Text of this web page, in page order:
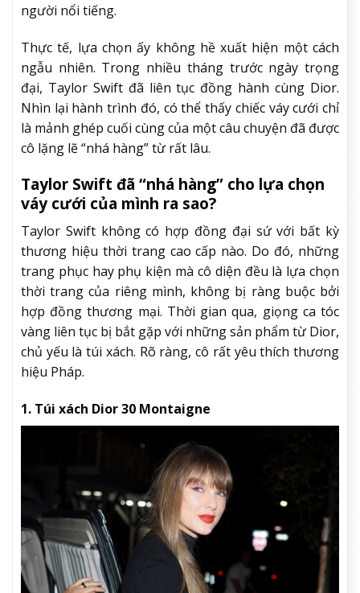
người nổi tiếng.
Thực tế, lựa chọn ấy không hề xuất hiện một cách
ngẫu nhiên. Trong nhiều tháng trước ngày trọng
đại, Taylor Swift đã liên tục đồng hành cùng Dior.
Nhìn lại hành trình đó, có thể thấy chiếc váy cưới chỉ
là mảnh ghép cuối cùng của một câu chuyện đã được
cô lặng lẽ “nhá hàng” từ rất lâu.
Taylor Swift đã “nhá hàng” cho lựa chọn
váy cưới của mình ra sao?
Taylor Swift không có hợp đồng đại sứ với bất kỳ
thương hiệu thời trang cao cấp nào. Do đó, những
trang phục hay phụ kiện mà cô diện đều là lựa chọn
thời trang của riêng mình, không bị ràng buộc bởi
hợp đồng thương mại. Thời gian qua, giọng ca tóc
vàng liên tục bị bắt gặp với những sản phẩm từ Dior,
chủ yếu là túi xách. Rõ ràng, cô rất yêu thích thương
hiệu Pháp.
1. Túi xách Dior 30 Montaigne